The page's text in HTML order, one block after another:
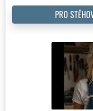
PRO